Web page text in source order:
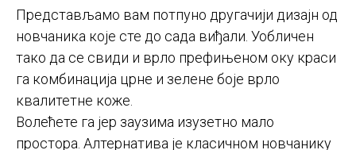
Представљамо вам потпуно другачији дизајн од
новчаника које сте до сада виђали. Уобличен
тако да се свиди и врло префињеном оку краси
га комбинација црне и зелене боје врло
квалитетне коже.
Волећете га јер заузима изузетно мало
простора. Алтернатива је класичном новчанику